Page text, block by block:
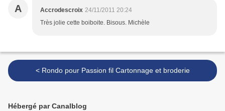
A Accrodescroix 24/11/2011 20:24
Très jolie cette boiboite. Bisous. Michèle
< Rondo pour Passion fil Cartonnage et broderie
Hébergé par Canalblog